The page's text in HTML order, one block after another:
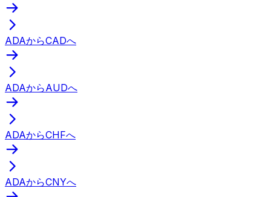
ADAからCADへ
ADAからAUDへ
ADAからCHFへ
ADAからCNYへ